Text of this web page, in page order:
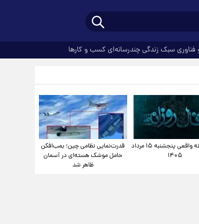
سبک زندگیچندرسانه‌ای کسب و کارها
فال روزانه واقعی پنجشنبه ۱۵ مرداد
۱۴۰۵
قدرت‌نمایی نظامی چین؛ بمب‌افکن
حامل موشک هسته‌ای در آسمان
ظاهر شد